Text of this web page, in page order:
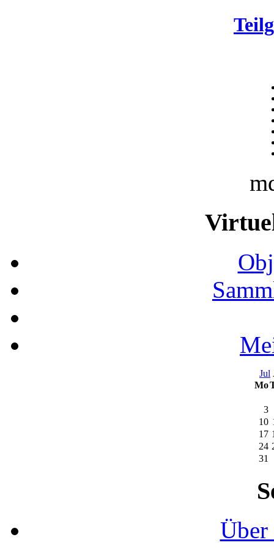
Jul
Mo
3
10
17
24
31